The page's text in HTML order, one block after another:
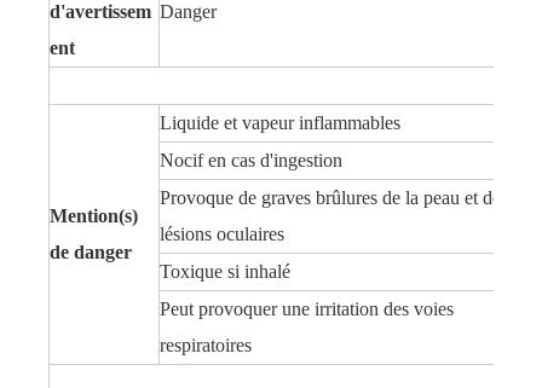
d'avertissem
ent
Danger
Mention(s)
de danger
Liquide et vapeur inflammables
Nocif en cas d'ingestion
Provoque de graves brûlures de la peau et des
lésions oculaires
Toxique si inhalé
Peut provoquer une irritation des voies
respiratoires